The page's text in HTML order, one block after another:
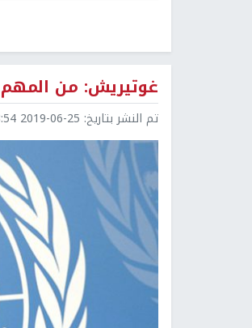
غوتيريش: من المهم
تم النشر بتاريخ: 2019-06-25 18:54